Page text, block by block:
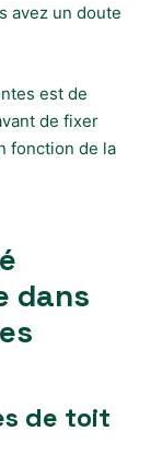
avez un doute
est de
de fixer
fonction de la
dans
de toit